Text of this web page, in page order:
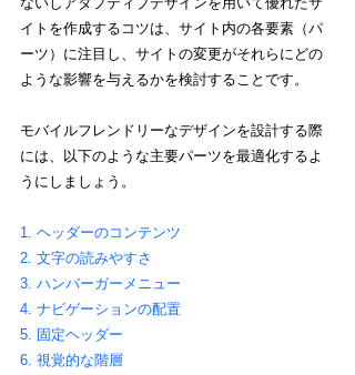
イトを作成するコツは、サイト内の各要素（パ
ーツ）に注目し、サイトの変更がそれらにどの
ような影響を与えるかを検討することです。
モバイルフレンドリーなデザインを設計する際
には、以下のような主要パーツを最適化するよ
うにしましょう。
1. ヘッダーのコンテンツ
2. 文字の読みやすさ
3. ハンバーガーメニュー
4. ナビゲーションの配置
5. 固定ヘッダー
6. 視覚的な階層